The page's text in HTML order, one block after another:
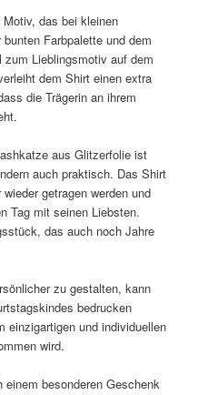
das bei kleinen
Farbpalette und dem
Lieblingsmotiv auf dem
dem Shirt einen extra
die Trägerin an ihrem
aus Glitzerfolie ist
auch praktisch. Das Shirt
getragen werden und
Tag mit seinen Liebsten.
das auch noch Jahre
zu gestalten, kann
bedrucken
einzigartigen und individuellen
wird.
besonderen Geschenk